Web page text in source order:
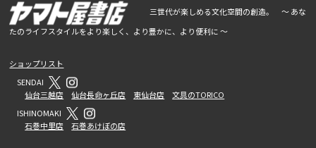
三世代が楽しめる文化空間の創造。 ～ あな
たのライフスタイルをより楽しく、より豊かに、より便利に ～
ショップリスト
SENDAI
仙台三越店
仙台長命ヶ丘店 東仙台店
文具のTORICO
ISHINOMAKI
石巻中里店
石巻あけぼの店